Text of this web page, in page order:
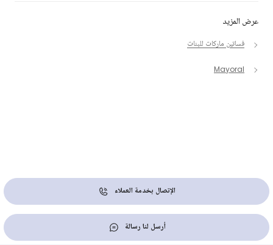
عرض المزيد
فساتين ماركات للبنات
Mayoral
الإتصال بخدمة العملاء
أرسل لنا رسالة